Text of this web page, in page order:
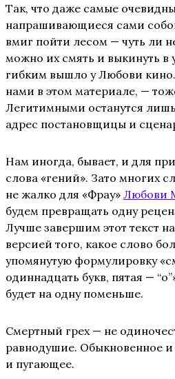
Так, что даже самые
напрашивающиеся сами
вмиг пойти лесом — чуть ли
можно их смять и выкинуть в
гибким вышло у Любови
нами в этом материале, —
Легитимными останутся
адрес постановщицы и
Нам иногда, бывает, и для
слова «гений». Зато многих
не жалко для «Фрау» Любови
будем превращать одну
Лучше завершим этот текст
версией того, какое слово
упомянутую формулировку
одиннадцать букв, пятая —
будет на одну поменьше.
Смертный грех — не
равнодушие. Обыкновенное
и пугающее.